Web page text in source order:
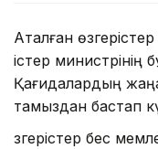
Аталған
істер министрінің
Қағидалардың
тамыздан бастап
Өзгерістер бес